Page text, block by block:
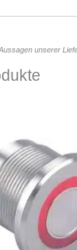
unserer